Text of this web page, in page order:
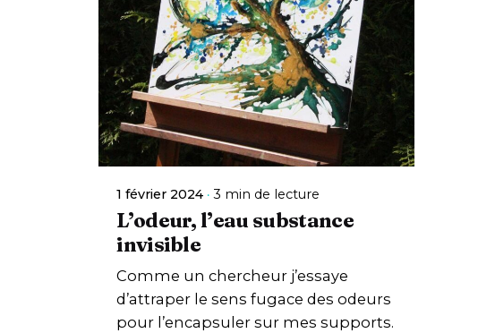
1 février 2024 3 min de lecture
L’odeur, l’eau substance
invisible
Comme un chercheur j’essaye
d’attraper le sens fugace des odeurs
pour l’encapsuler sur mes supports.